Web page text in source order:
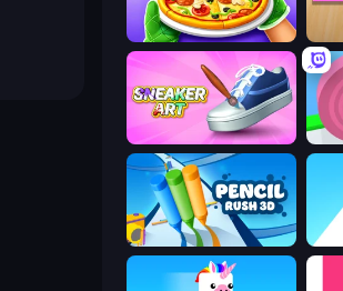
Pizza Maker
Sneaker Art
Pencil Rush